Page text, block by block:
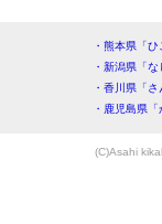
・熊本県「
・新潟県「
・香川県「
・鹿児島県
(C)Asahi